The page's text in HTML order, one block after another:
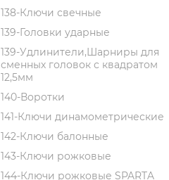
138-Ключи свечные
139-Головки ударные
139-Удлинители,Шарниры для
сменных головок с квадратом
12,5мм
140-Воротки
141-Ключи динамометрические
142-Ключи балонные
143-Ключи рожковые
144-Ключи рожковые SPARTA